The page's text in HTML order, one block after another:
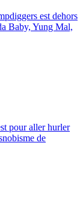
est dehors
Baby, Yung Mal,
pour aller hurler
de